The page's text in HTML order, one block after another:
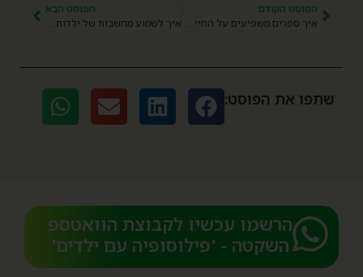
הפוסט הקודם
איך ספרים משפיעים על החיים שלנו
הפוסט הבא
איך לשמוע מחשבות של ילדות וילדים – סדנת הורים של פילוסופיה עם ילדים.ות
שתפו את הפוסט:
הרשמו עכשיו לקבוצת הוואטספ
השקטה - 'פילוסופיה עם ילדים'​